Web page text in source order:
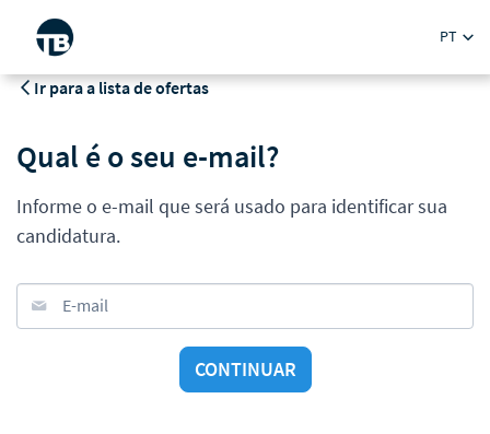
PT
Ir para a lista de ofertas
Qual é o seu e-mail?
Informe o e-mail que será usado para identificar sua
candidatura.
E-mail
CONTINUAR